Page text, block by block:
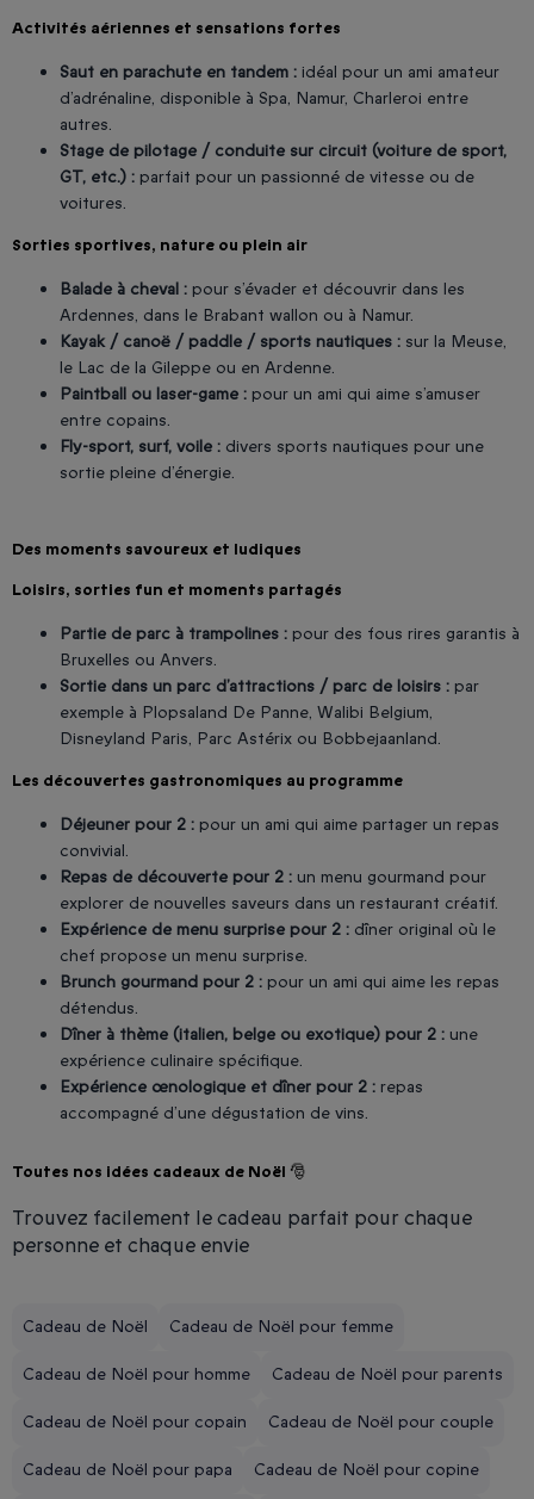
Activités aériennes et sensations fortes
Saut en parachute en tandem : idéal pour un ami amateur
d’adrénaline, disponible à Spa, Namur, Charleroi entre
autres.
Stage de pilotage / conduite sur circuit (voiture de sport,
GT, etc.) : parfait pour un passionné de vitesse ou de
voitures.
Sorties sportives, nature ou plein air
Balade à cheval : pour s’évader et découvrir dans les
Ardennes, dans le Brabant wallon ou à Namur.
Kayak / canoë / paddle / sports nautiques : sur la Meuse,
le Lac de la Gileppe ou en Ardenne.
Paintball ou laser-game : pour un ami qui aime s’amuser
entre copains.
Fly-sport, surf, voile : divers sports nautiques pour une
sortie pleine d’énergie.
Des moments savoureux et ludiques
Loisirs, sorties fun et moments partagés
Partie de parc à trampolines : pour des fous rires garantis à
Bruxelles ou Anvers.
Sortie dans un parc d’attractions / parc de loisirs : par
exemple à Plopsaland De Panne, Walibi Belgium,
Disneyland Paris, Parc Astérix ou Bobbejaanland.
Les découvertes gastronomiques au programme
Déjeuner pour 2 : pour un ami qui aime partager un repas
convivial.
Repas de découverte pour 2 : un menu gourmand pour
explorer de nouvelles saveurs dans un restaurant créatif.
Expérience de menu surprise pour 2 : dîner original où le
chef propose un menu surprise.
Brunch gourmand pour 2 : pour un ami qui aime les repas
détendus.
Dîner à thème (italien, belge ou exotique) pour 2 : une
expérience culinaire spécifique.
Expérience œnologique et dîner pour 2 : repas
accompagné d’une dégustation de vins.
Toutes nos idées cadeaux de Noël 🎅
Trouvez facilement le cadeau parfait pour chaque
personne et chaque envie
Cadeau de Noël Cadeau de Noël pour femme
Cadeau de Noël pour homme Cadeau de Noël pour parents
Cadeau de Noël pour copain Cadeau de Noël pour couple
Cadeau de Noël pour papa Cadeau de Noël pour copine